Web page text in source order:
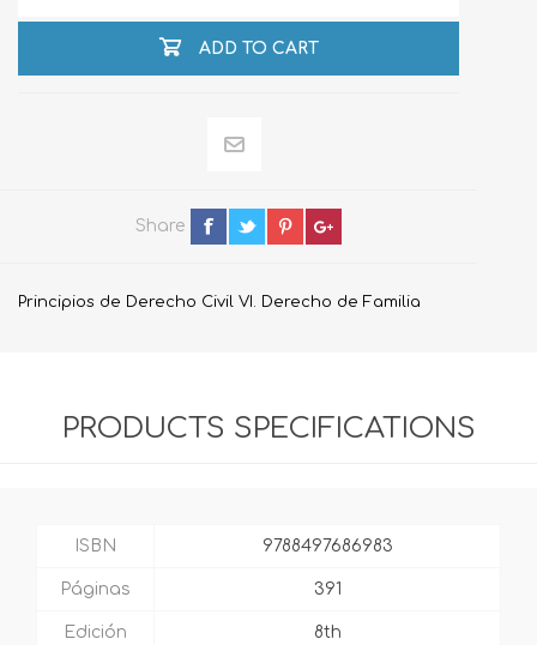
ADD TO CART
Share
Principios de Derecho Civil VI. Derecho de Familia
PRODUCTS SPECIFICATIONS
ISBN 9788497686983
Páginas 391
Edición 8th